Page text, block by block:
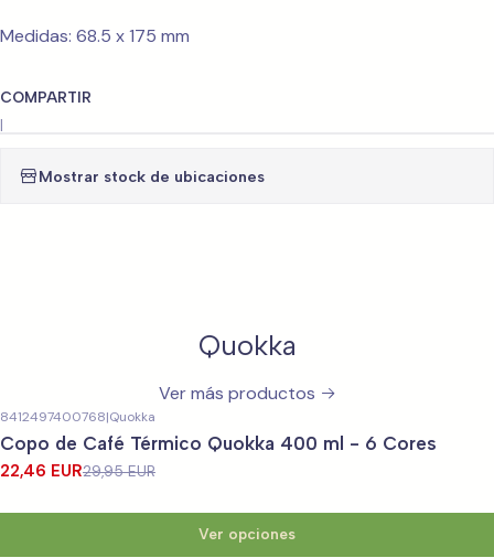
Medidas: 68.5 x 175 mm
COMPARTIR
|
Mostrar stock de ubicaciones
Quokka
Ver más productos
8412497400768|Quokka
Copo de Café Térmico Quokka 400 ml - 6 Cores
22,46 EUR29,95 EUR
Ver opciones